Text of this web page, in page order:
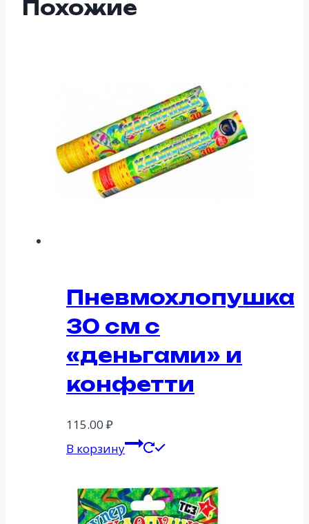
Похожие
Пневмохлопушка
30 см с
«деньгами» и
конфетти
115.00 ₽
В корзину